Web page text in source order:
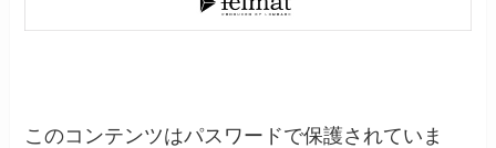
このコンテンツはパスワードで保護されていま